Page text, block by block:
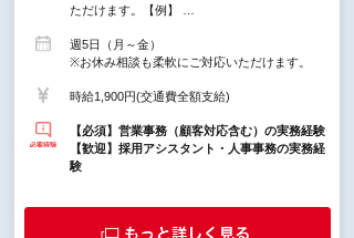
ただけます。【例】 …
週5日（月～金）
※お休み相談も柔軟にご対応いただけます。
時給1,900円(交通費全額支給)
【必須】営業事務（顧客対応含む）の実務経験
【歓迎】採用アシスタント・人事事務の実務経
験